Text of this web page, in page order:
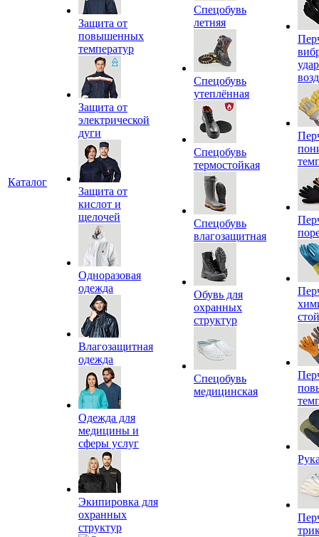
Каталог
Защита от
повышенных
температур
Защита от
электрической
дуги
Защита от
кислот и
щелочей
Одноразовая
одежда
Влагозащитная
одежда
Одежда для
медицины и
сферы услуг
Экипировка для
охранных
структур
Спецобувь
летняя
Спецобувь
утеплённая
Спецобувь
термостойкая
Спецобувь
влагозащитная
Обувь для
охранных
структур
Спецобувь
медицинская